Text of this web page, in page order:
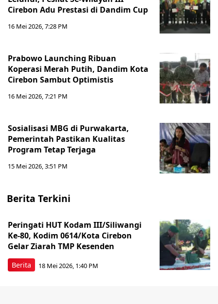
Cirebon Adu Prestasi di Dandim Cup
16 Mei 2026, 7:28 PM
Prabowo Launching Ribuan
Koperasi Merah Putih, Dandim Kota
Cirebon Sambut Optimistis
16 Mei 2026, 7:21 PM
Sosialisasi MBG di Purwakarta,
Pemerintah Pastikan Kualitas
Program Tetap Terjaga
15 Mei 2026, 3:51 PM
Berita Terkini
Berita
Peringati HUT Kodam III/Siliwangi
Ke-80, Kodim 0614/Kota Cirebon
Gelar Ziarah TMP Kesenden
18 Mei 2026, 1:40 PM